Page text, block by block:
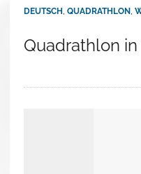
DEUTSCH , QUADRATHLON ,
Quadrathlon